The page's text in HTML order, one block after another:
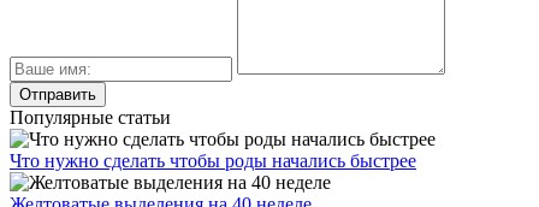
Популярные статьи
Что нужно сделать чтобы роды начались быстрее